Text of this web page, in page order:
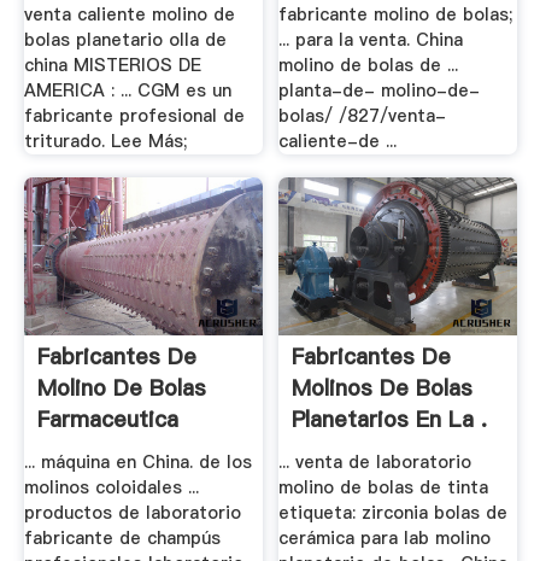
venta caliente molino de
bolas planetario olla de
china MISTERIOS DE
AMERICA : ... CGM es un
fabricante profesional de
triturado. Lee Más;
fabricante molino de bolas;
... para la venta. China
molino de bolas de ...
planta-de- molino-de-
bolas/ /827/venta-
caliente-de ...
Fabricantes De
Molino De Bolas
Farmaceutica
... máquina en China. de los
molinos coloidales ...
productos de laboratorio
fabricante de champús
Fabricantes De
Molinos De Bolas
Planetarios En La .
... venta de laboratorio
molino de bolas de tinta
etiqueta: zirconia bolas de
cerámica para lab molino